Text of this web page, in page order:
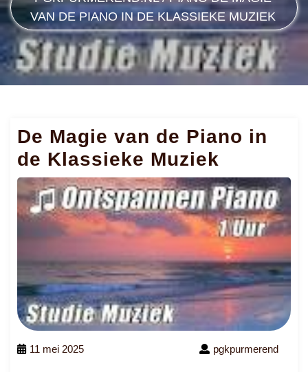
VAN DE PIANO IN DE KLASSIEKE MUZIEK
De Magie van de Piano in
de Klassieke Muziek
11 mei 2025 pgkpurmerend